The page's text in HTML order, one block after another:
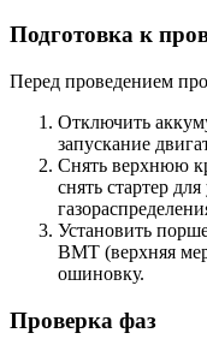
Подготовка к
Перед проведением
Отключить
запускание
Снять верхнюю
снять стартер
Установить
ВМТ (верхняя
ошиновку.
Проверка фаз